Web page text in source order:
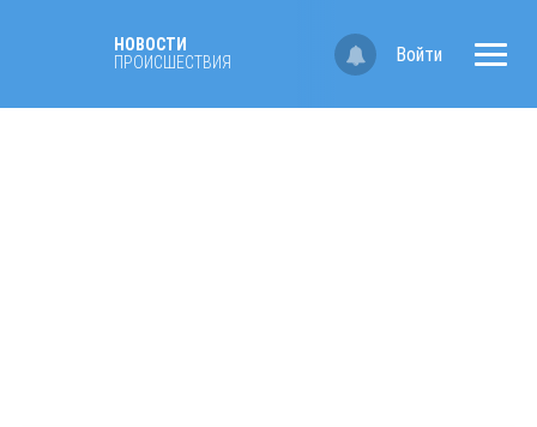
НОВОСТИ
ПРОИСШЕСТВИЯ
Войти